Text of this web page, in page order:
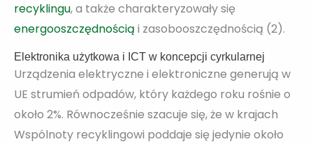
recyklingu, a także charakteryzowały się
energooszczędnością i zasobooszczędnością (2).
Elektronika użytkowa i ICT w koncepcji cyrkularnej
Urządzenia elektryczne i elektroniczne generują w
UE strumień odpadów, który każdego roku rośnie o
około 2%. Równocześnie szacuje się, że w krajach
Wspólnoty recyklingowi poddaje się jedynie około